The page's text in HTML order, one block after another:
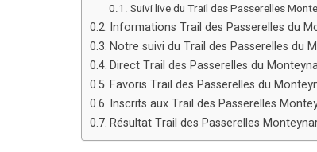
Suivi live du Trail des Passerelles
Informations Trail des Passerelles du
Notre suivi du Trail des Passerelles du
Direct Trail des Passerelles du
Favoris Trail des Passerelles du
Inscrits aux Trail des Passerelles
Résultat Trail des Passerelles